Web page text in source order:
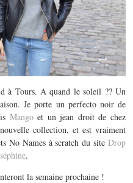
à Tours. A quand le soleil ?? Un
Je porte un perfecto noir de
Mangoet un jean droit de chez
collection, et est vraiment
No Names à scratch du site Drop
.
la semaine prochaine !